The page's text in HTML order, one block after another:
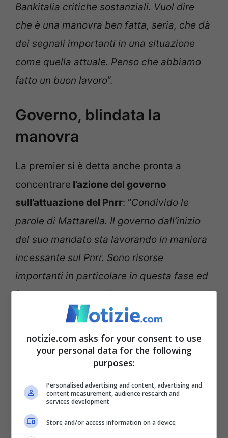
Bankitalia critiche sostanziali. Vuol dire
che è una manovra ben fatta, seria, che dà
dei segnali importanti in una situazione
come quella attuale. Penso che abbiamo
fatto un buon lavoro“.
Governo, blindata la
manovra
La premier si è detta anche pronta a
concentrare l’azione del governo
sull’attuazione del Pnrr: “Condivido le
parole di Mattarella. Il governo dall’inizio
del suo mandato sta lavorando in maniera
incessante sul Pnrr. Sono risorse
importanti in particolare in questa fase ed
è importante che arrivino a terra“. Ha pure
annunciato l’intenzione di perseguire una
grandi obiettivi, quello di garantire il
massimo delle garanzie agli indagati e agli
imputati e certezza della pena una volta
che la sentenza di condanna passa in
giudicato. Per cui io mi definisco una
notizie.com asks for your consent to use
your personal data for the following
purposes:
Personalised advertising and content, advertising and
content measurement, audience research and
services development
Store and/or access information on a device